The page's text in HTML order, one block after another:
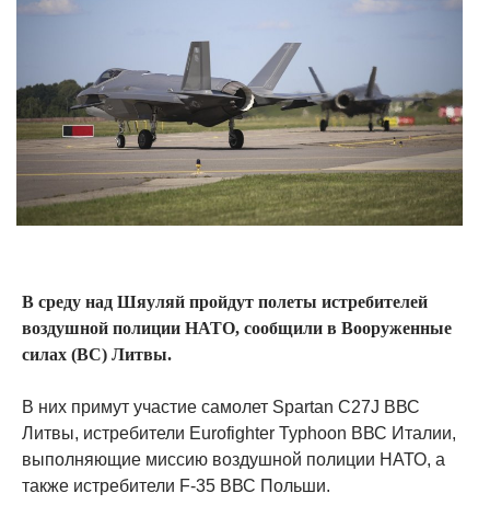
В среду над Шяуляй пройдут полеты истребителей
воздушной полиции НАТО, сообщили в Вооруженные
силах (ВС) Литвы.
В них примут участие самолет Spartan C27J ВВС
Литвы, истребители Eurofighter Typhoon ВВС Италии,
выполняющие миссию воздушной полиции НАТО, а
также истребители F-35 ВВС Польши.